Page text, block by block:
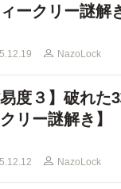
ィークリー謎解
NazoLock
易度３】破れ
リー謎解き】
NazoLock